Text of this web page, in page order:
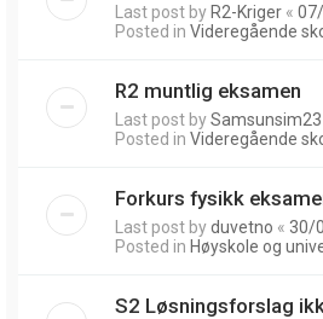
Last post by R2-Kriger «
Posted in Videregående
R2 muntlig eksamen
Last post bySamsunsim23
Posted in Videregående
Forkurs fysikk
Last post byduvetno « 30/
Posted in Høyskole og
S2 Løsningsforslag